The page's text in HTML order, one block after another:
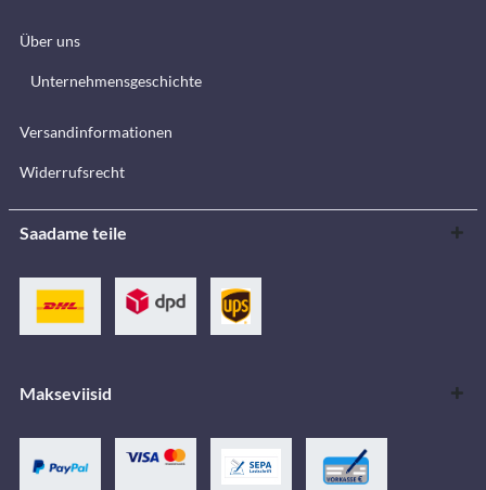
Über uns
Unternehmensgeschichte
Versandinformationen
Widerrufsrecht
Saadame teile
Makseviisid